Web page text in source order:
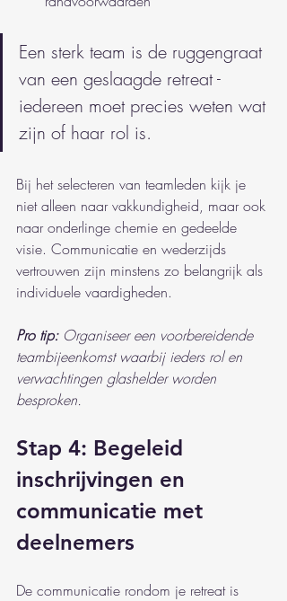
Een sterk team is de ruggengraat
van een geslaagde retreat -
iedereen moet precies weten wat
zijn of haar rol is.
Bij het selecteren van teamleden kijk je
niet alleen naar vakkundigheid, maar ook
naar onderlinge chemie en gedeelde
visie. Communicatie en wederzijds
vertrouwen zijn minstens zo belangrijk als
individuele vaardigheden.
Pro tip: Organiseer een voorbereidende
teambijeenkomst waarbij ieders rol en
verwachtingen glashelder worden
besproken.
Stap 4: Begeleid
inschrijvingen en
communicatie met
deelnemers
De communicatie rondom je retreat is